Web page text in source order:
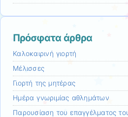
Πρόσφατα άρθρα
Καλοκαιρινή γιορτή
Μέλισσες
Γιορτή της μητέρας
Ημέρα γνωριμίας αθλημάτων
Παρουσίαση του επαγγέλματος